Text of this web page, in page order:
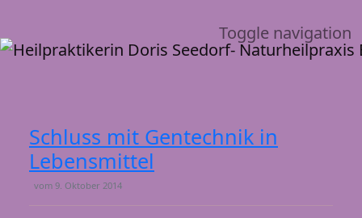
Toggle navigation
Schluss mit Gentechnik in
Lebensmittel
vom 9. Oktober 2014